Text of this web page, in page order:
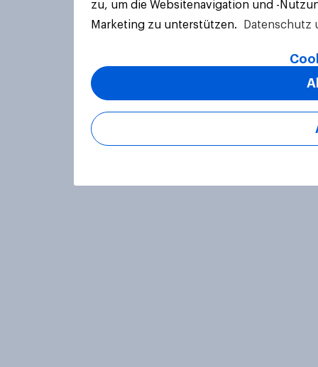
zu, um die Websitenavigation und -
Marketing zu unterstützen.
Datenschutz